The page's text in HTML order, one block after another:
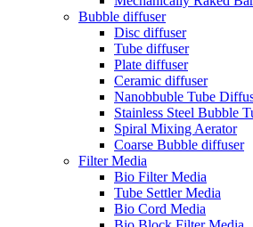
Bubble diffuser
Disc diffuser
Tube diffuser
Plate diffuser
Ceramic diffuser
Nanobbuble Tube
Stainless Steel Bubble
Spiral Mixing Aerator
Coarse Bubble diffuser
Filter Media
Bio Filter Media
Tube Settler Media
Bio Cord Media